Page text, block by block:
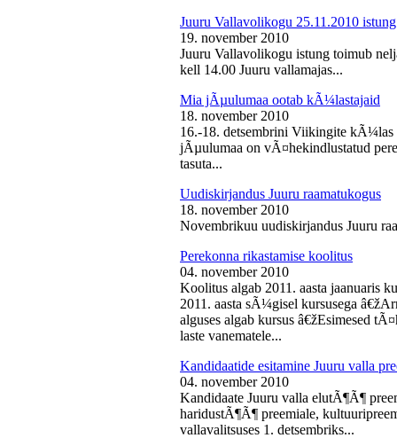
Juuru Vallavolikogu 25.11.2010 istung
19. november 2010
Juuru Vallavolikogu istung toimub
kell 14.00 Juuru vallamajas...
Mia jÃµulumaa ootab kÃ¼lastajaid
18. november 2010
16.-18. detsembrini Viikingite
jÃµulumaa on vÃ¤hekindlustatud
tasuta...
Uudiskirjandus Juuru raamatukogus
18. november 2010
Novembrikuu uudiskirjandus Juuru
Perekonna rikastamise koolitus
04. november 2010
Koolitus algab 2011. aasta jaanuaris
2011. aasta sÃ¼gisel kursusega
alguses algab kursus â€žEsimesed
laste vanematele...
Kandidaatide esitamine Juuru valla
04. november 2010
Kandidaate Juuru valla elutÃ¶Ã¶
haridustÃ¶Ã¶ preemiale,
vallavalitsuses 1. detsembriks...